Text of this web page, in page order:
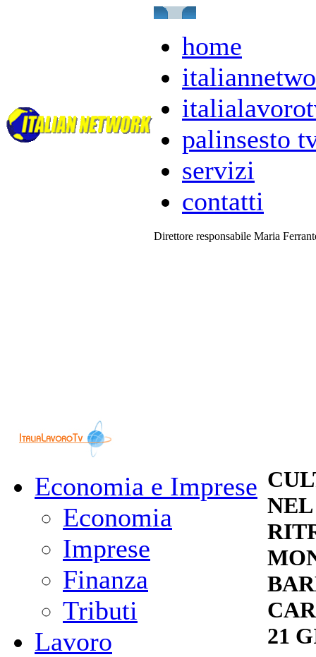
home
palinsesto
servizi
contatti
Direttore responsabile Maria
Economia e Imprese
Economia
Imprese
Finanza
Tributi
Lavoro
21